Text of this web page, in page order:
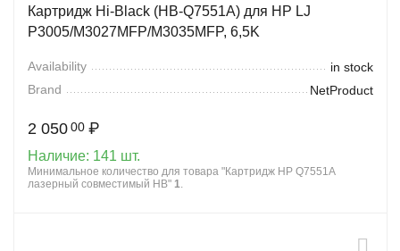
Картридж Hi-Black (HB-Q7551A) для HP LJ
P3005/M3027MFP/M3035MFP, 6,5K
Availability
in stock
Brand
NetProduct
2 050 00 ₽
Наличие: 141 шт.
Минимальное количество для товара "Картридж HP Q7551A
лазерный совместимый HB" 1.